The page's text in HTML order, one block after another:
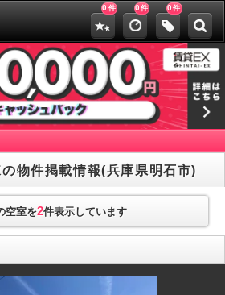
0 件 0件 0件
物件掲載情報(兵庫県明石市)
空室を2件表示しています